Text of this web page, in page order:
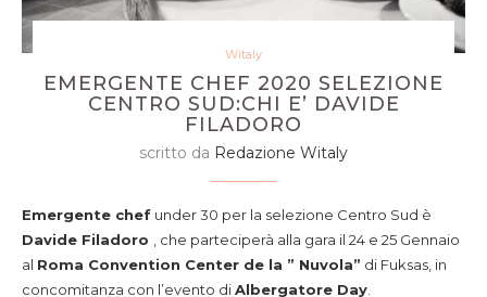
Witaly
EMERGENTE CHEF 2020 SELEZIONE
CENTRO SUD:CHI E’ DAVIDE
FILADORO
scritto da Redazione Witaly
Emergente chef under 30 per la selezione Centro Sud è
Davide Filadoro , che parteciperà alla gara il 24 e 25 Gennaio
al Roma Convention Center de la ” Nuvola” di Fuksas, in
concomitanza con l’evento diAlbergatore Day.